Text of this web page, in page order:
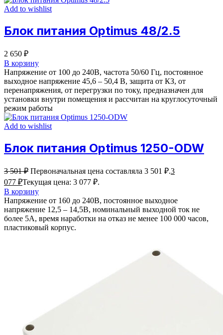
Add to wishlist
Блок питания Optimus 48/2.5
2 650 ₽
В корзину
Напряжение от 100 до 240В, частота 50/60 Гц, постоянное
выходное напряжение 45,6 – 50,4 В, защита от КЗ, от
перенапряжения, от перегрузки по току, предназначен для
установки внутри помещения и рассчитан на круглосуточный
режим работы
Add to wishlist
Блок питания Optimus 1250-ODW
3 501₽ Первоначальная цена составляла 3 501 ₽.3
077 ₽Текущая цена: 3 077 ₽.
В корзину
Напряжение от 160 до 240В, постоянное выходное
напряжение 12,5 – 14,5В, номинальный выходной ток не
более 5А, время наработки на отказ не менее 100 000 часов,
пластиковый корпус.